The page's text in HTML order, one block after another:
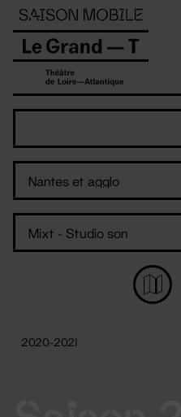
Panneau de gestion des cookies